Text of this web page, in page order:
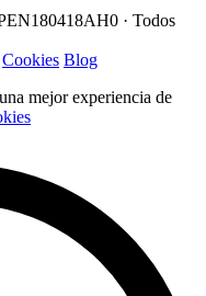
· Todos
Cookies Blog
mejor experiencia de